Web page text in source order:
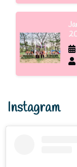
Instagram